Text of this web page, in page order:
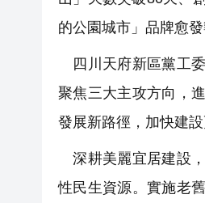
的公園城市」品牌愈發
四川天府新區黨工
聚焦三大主攻方向，
發展新路徑，加快建
深耕美麗宜居建設
性民生資源。實施老